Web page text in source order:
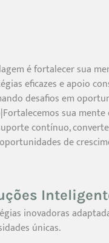
é fortalecer sua
eficazes e apoio
desafios em
sua mente
contínuo,
de
inovadoras
únicas.